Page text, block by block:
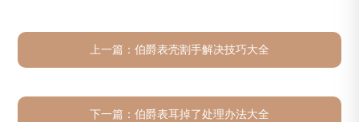
上一篇： 伯爵表壳割手解决技巧大全
下一篇： 伯爵表耳掉了处理办法大全